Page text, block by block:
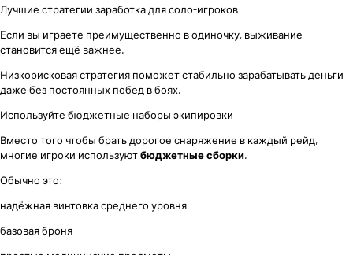
Лучшие стратегии заработка для соло-игроков
Если вы играете преимущественно в одиночку, выживание
становится ещё важнее.
Низкорисковая стратегия поможет стабильно зарабатывать деньги
даже без постоянных побед в боях.
Используйте бюджетные наборы экипировки
Вместо того чтобы брать дорогое снаряжение в каждый рейд,
многие игроки используютбюджетные сборки.
Обычно это:
надёжная винтовка среднего уровня
базовая броня